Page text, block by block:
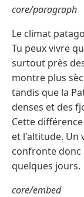
core/paragraph
Le climat
Tu peux vivre
surtout près
montre plus
tandis que la
denses et des
Cette
et l'altitude. Un
confronte donc
quelques jours.
core/embed